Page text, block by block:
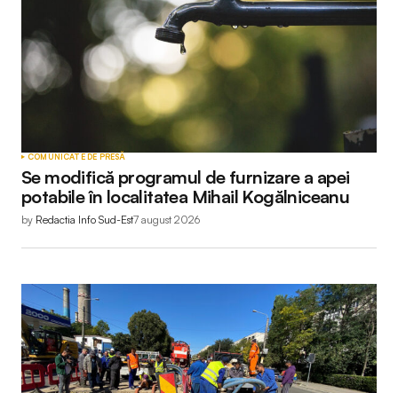
COMUNICATE DE PRESĂ
Se modifică programul de furnizare a apei
potabile în localitatea Mihail Kogălniceanu
by Redactia Info Sud-Est7 august 2026